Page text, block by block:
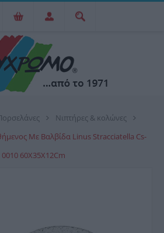
Νιπτήρες & κολώνες
Με Βαλβίδα Linus Stracciatella Cs-
0010 60X35X12Cm